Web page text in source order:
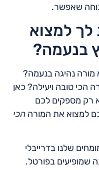
שאפשר.
לך למצוא
בנעמה?
נהיגה בנעמה?
הכי טובה ויעילה? כאן
רק מספקים לכם
למצוא את המורה הכי
שלנו בדרייבלי
שמופיעים בפורטל.